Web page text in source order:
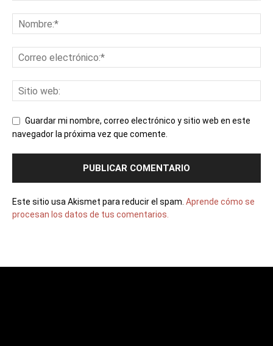
Guardar mi nombre, correo electrónico y sitio web en este
navegador la próxima vez que comente.
Este sitio usa Akismet para reducir el spam. Aprende cómo se
procesan los datos de tus comentarios.